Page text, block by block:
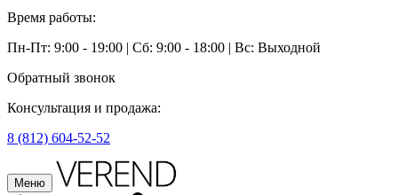
Время работы:
Пн-Пт: 9:00 - 19:00 | Сб: 9:00 - 18:00 | Вс: Выходной
Обратный звонок
Консультация и продажа:
8 (812) 604-52-52
Меню